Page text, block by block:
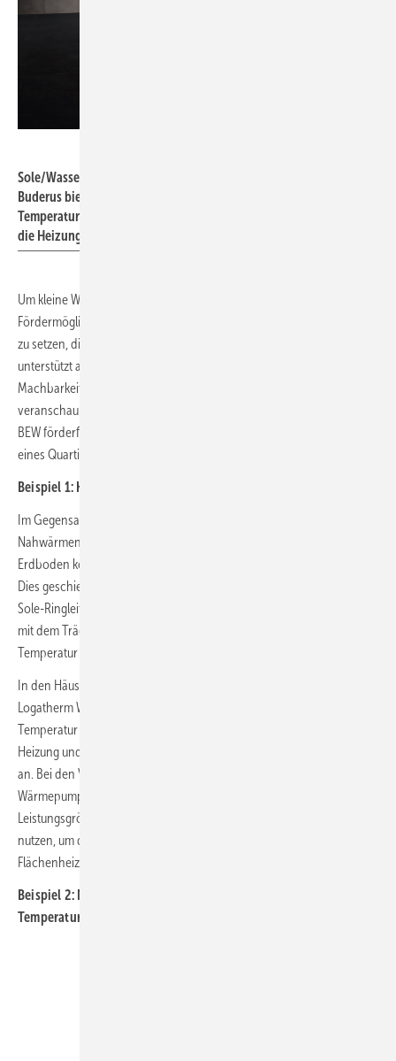
Sole/Wasser-Wärmepumpen wie die Logatherm WSW196i von
Buderus bieten sich für kalte Wärmenetze an. Sie heben die
Temperatur des Trägermediums von 8 bis 10 °C auf etwa 35 °C für
die Heizung und auf gut 60 °C für die Trinkwasserbereitung an.
Um kleine Wärmenetze effizient zu gestalten und von den
Fördermöglichkeiten zu profitieren, lohnt es sich, auf Systemlösungen
zu setzen, die auf erneuerbaren Energien basieren. Buderus
unterstützt als Systemexperte bei Konzepterstellung,
Machbarkeitsanalysen und Auslegung. Drei Beispiele
veranschaulichen unterschiedliche Arten von Wärmenetzen, die nach
BEW förderfähig sind. Angenommen wird eine Wärmeversorgung
eines Quartiers oder Wohngebiets mit rund 50 Einfamilienhäusern.
Beispiel 1: Kaltes Nahwärmenetz
Im Gegensatz zur herkömmlichen Nahwärme kommt ein kaltes
Nahwärmenetz ohne Heizzentrale aus. Als Wärmequelle wird die im
Erdboden konstante Temperatur von etwa 10 Grad Celsius genutzt.
Dies geschieht beispielsweise über eine zentrale Erdbohrung. Über
Sole-Ringleitungen werden die angeschlossenen Gebäude konstant
mit dem Trägermedium versorgt. Ein Vorteil: Durch die niedrige
Temperatur verringern sich die Netzverluste deutlich.
In den Häusern kommen Sole/Wasser-Wärmepumpen wie die
Logatherm WSW196i von Buderus zum Einsatz: Sie heben die
Temperatur des Trägermediums von 8 bis 10 °C auf etwa 35 °C für die
Heizung und auf gut 60 °C für eine hygienische Trinkwasserbereitung
an. Bei den Vorlauftemperaturen 35 °C und 55 °C arbeiten die
Wärmepumpen mit einer A+++ Energieeffizienzklasse (bei der
Leistungsgröße 6 kW mit A++). Im Sommer lässt sich das System auch
nutzen, um die Räume zu temperieren, indem kühles Wasser durch die
Flächenheizungen in den Gebäuden geschickt wird.
Beispiel 2: Nahwärmenetz mit mittlerem/gleitendem
Temperaturniveau